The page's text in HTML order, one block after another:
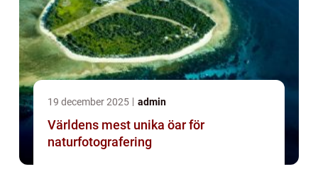
19 december 2025 admin
Världens mest unika öar för
naturfotografering